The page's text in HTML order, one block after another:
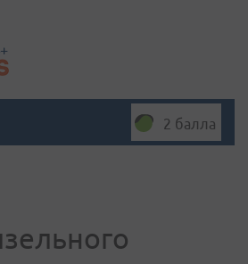
2 балла